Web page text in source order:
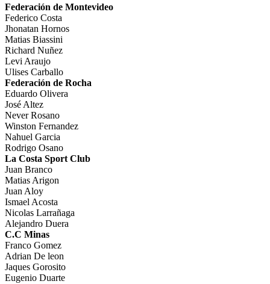
Federación de Montevideo
Federico Costa
Jhonatan Hornos
Matias Biassini
Richard Nuñez
Levi Araujo
Ulises Carballo
Federación de Rocha
Eduardo Olivera
José Altez
Never Rosano
Winston Fernandez
Nahuel Garcia
Rodrigo Osano
La Costa Sport Club
Juan Branco
Matias Arigon
Juan Aloy
Ismael Acosta
Nicolas Larrañaga
Alejandro Duera
C.C Minas
Franco Gomez
Adrian De leon
Jaques Gorosito
Eugenio Duarte